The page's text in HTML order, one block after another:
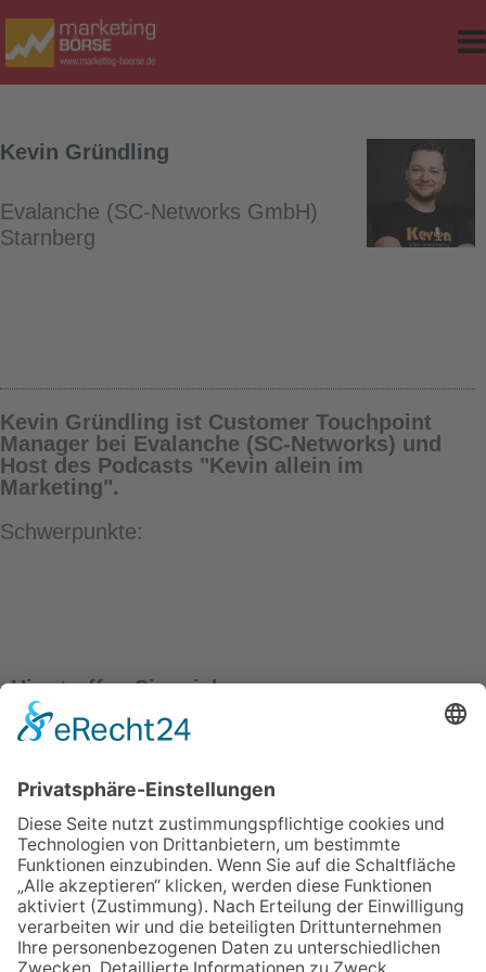
Classes
Kevin Gründling
Evalanche (SC-Networks GmbH)
Starnberg
Kevin Gründling ist Customer Touchpoint
Manager bei Evalanche (SC-Networks) und
Host des Podcasts "Kevin allein im
Marketing".
Schwerpunkte:
Hier treffen Sie mich
CRM & Email Innovations World
ÜBER UNS
ANMELDEN
LOGIN